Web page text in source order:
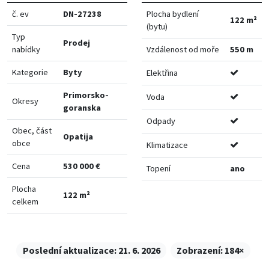
č. ev DN-27238
Typ
nabídky
Prodej
Kategorie Byty
Okresy
Primorsko-
goranska
Obec, část
obce
Opatija
Cena 530 000 €
Plocha
celkem
122 m²
Plocha bydlení
(bytu)
122 m²
Vzdálenost od moře 550 m
Elektřina
Voda
Odpady
Klimatizace
Topení ano
Poslední aktualizace: 21. 6. 2026 Zobrazení: 184×